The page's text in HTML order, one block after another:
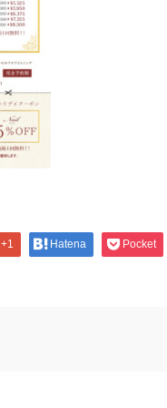
+1 Hatena Pocket